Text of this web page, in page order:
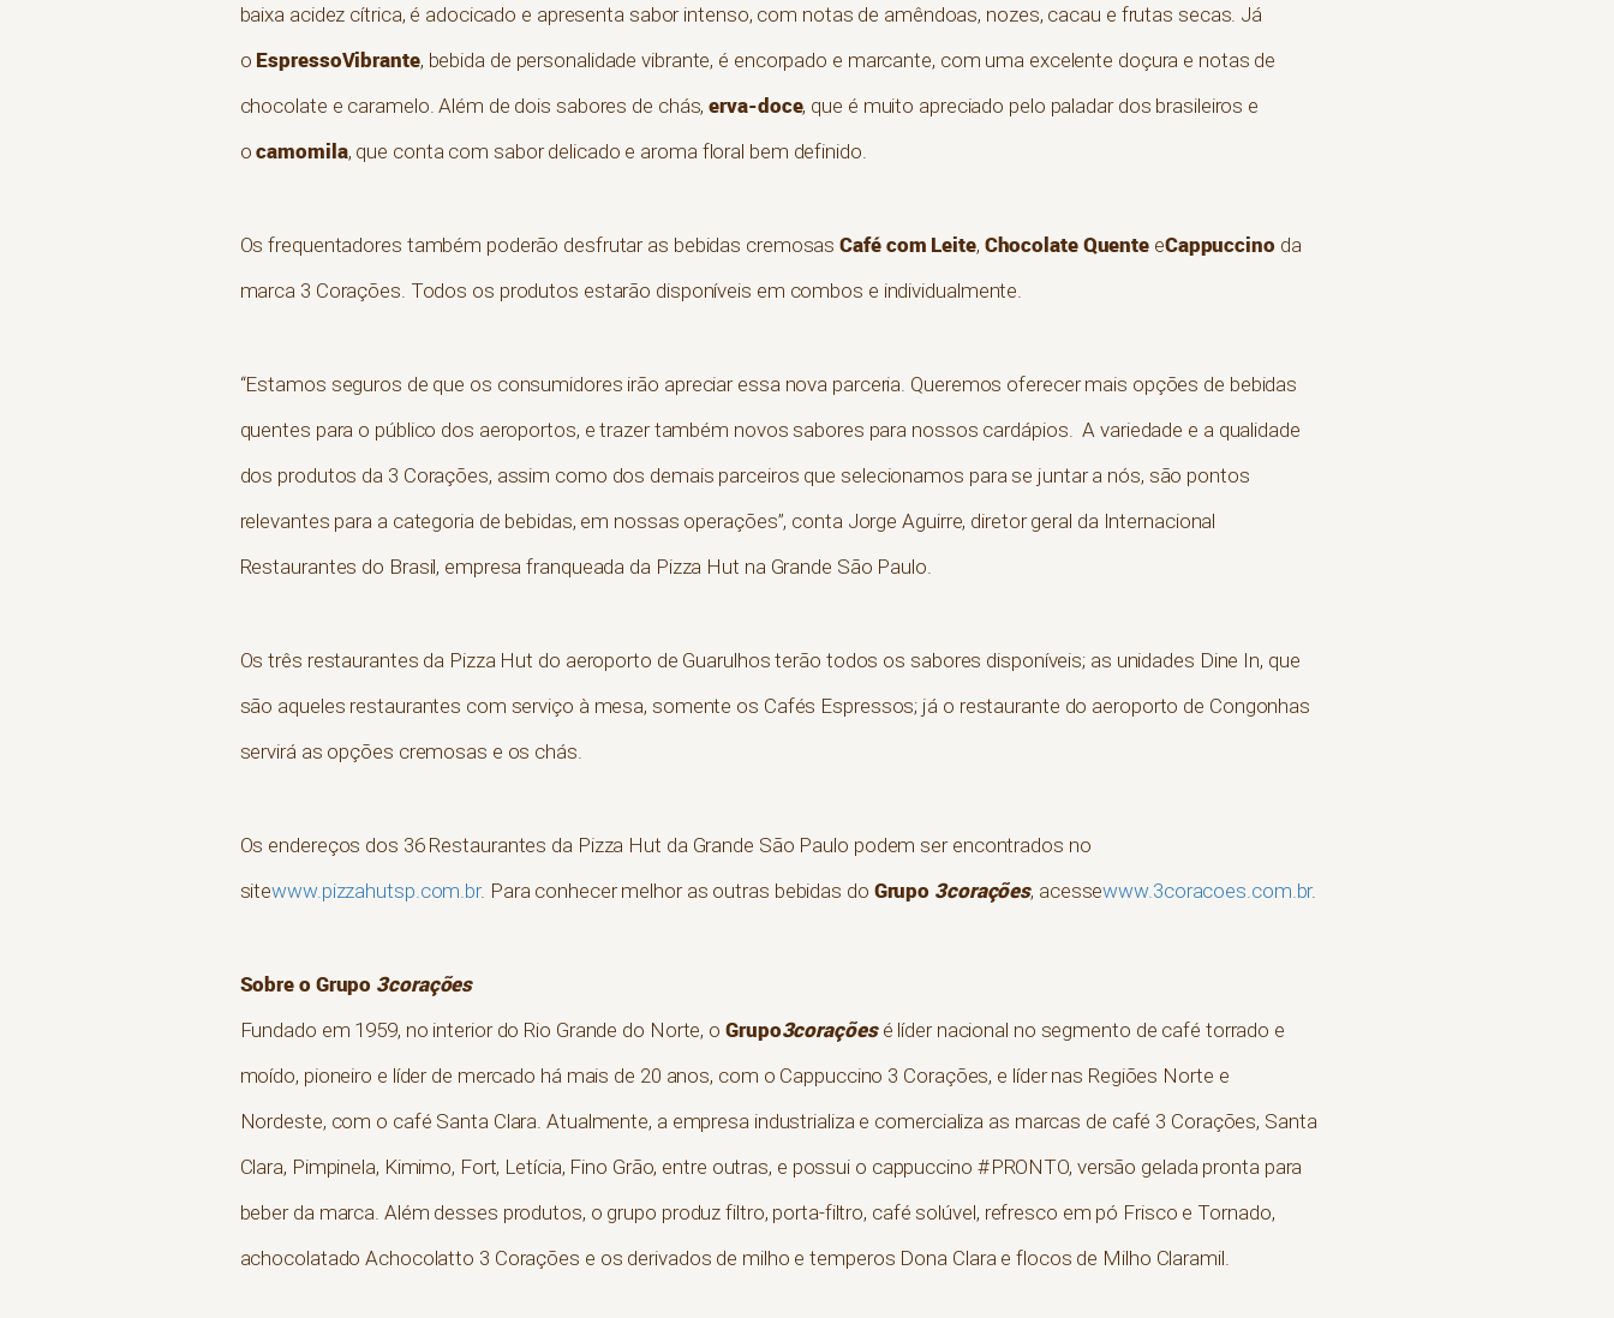
baixa acidez cítrica, é adocicado e apresenta sabor intenso, com notas de amêndoas, nozes, cacau e frutas secas. Já
o EspressoVibrante, bebida de personalidade vibrante, é encorpado e marcante, com uma excelente doçura e notas de
chocolate e caramelo. Além de dois sabores de chás,erva-doce, que é muito apreciado pelo paladar dos brasileiros e
ocamomila, que conta com sabor delicado e aroma floral bem definido.
Os frequentadores também poderão desfrutar as bebidas cremosasCafé com Leite, Chocolate Quente eCappuccino da
marca 3 Corações. Todos os produtos estarão disponíveis em combos e individualmente.
“Estamos seguros de que os consumidores irão apreciar essa nova parceria. Queremos oferecer mais opções de bebidas
quentes para o público dos aeroportos, e trazer também novos sabores para nossos cardápios. A variedade e a qualidade
dos produtos da 3 Corações, assim como dos demais parceiros que selecionamos para se juntar a nós, são pontos
relevantes para a categoria de bebidas, em nossas operações”, conta Jorge Aguirre, diretor geral da Internacional
Restaurantes do Brasil, empresa franqueada da Pizza Hut na Grande São Paulo.
Os três restaurantes da Pizza Hut do aeroporto de Guarulhos terão todos os sabores disponíveis; as unidades Dine In, que
são aqueles restaurantes com serviço à mesa, somente os Cafés Espressos; já o restaurante do aeroporto de Congonhas
servirá as opções cremosas e os chás.
Os endereços dos 36 Restaurantes da Pizza Hut da Grande São Paulo podem ser encontrados no
sitewww.pizzahutsp.com.br. Para conhecer melhor as outras bebidas do Grupo 3corações, acessewww.3coracoes.com.br.
Sobre o Grupo 3corações
Fundado em 1959, no interior do Rio Grande do Norte, o Grupo3coraçõesé líder nacional no segmento de café torrado e
moído, pioneiro e líder de mercado há mais de 20 anos, com o Cappuccino 3 Corações, e líder nas Regiões Norte e
Nordeste, com o café Santa Clara. Atualmente, a empresa industrializa e comercializa as marcas de café 3 Corações, Santa
Clara, Pimpinela, Kimimo, Fort, Letícia, Fino Grão, entre outras, e possui o cappuccino #PRONTO, versão gelada pronta para
beber da marca. Além desses produtos, o grupo produz filtro, porta-filtro, café solúvel, refresco em pó Frisco e Tornado,
achocolatado Achocolatto 3 Corações e os derivados de milho e temperos Dona Clara e flocos de Milho Claramil.